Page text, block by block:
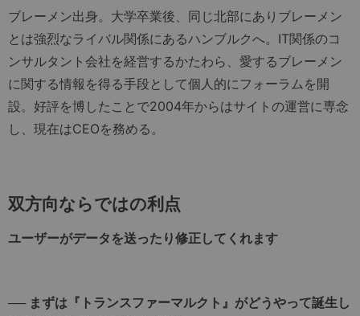
ブレーメン出身。大学卒業後、同じ北部にありブレーメン
とは強烈なライバル関係にあるハンブルクへ。IT関係のコ
ンサルタント会社を経営するかたわら、愛するブレーメン
に関する情報を得る手段として個人的にフォーラムを開
設。好評を博したことで2004年からはサイトの運営に専念
し、現在はCEOを務める。
双方向ならではの利点
ユーザーがデータを送ったり修正してくれます
── まずは『トランスファーマルクト』がどうやって誕生し